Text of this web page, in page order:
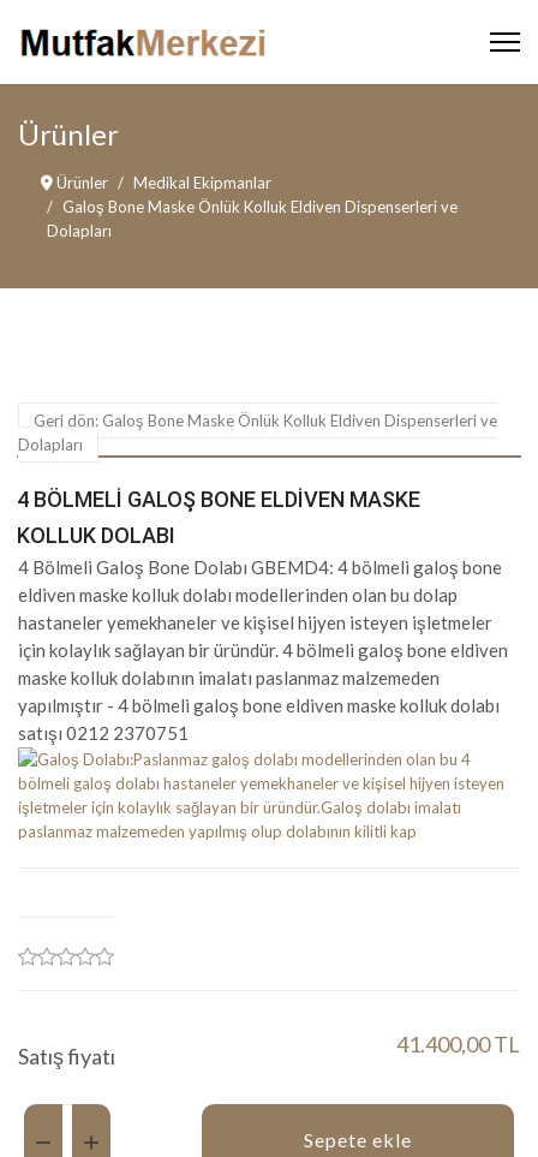
Ürünler
Ürünler
Medikal Ekipmanlar
Galoş Bone Maske Önlük Kolluk Eldiven Dispenserleri ve
Dolapları
Geri dön: Galoş Bone Maske Önlük Kolluk Eldiven Dispenserleri ve
Dolapları
4 BÖLMELI GALOŞ BONE ELDIVEN MASKE
KOLLUK DOLABI
4 Bölmeli Galoş Bone Dolabı GBEMD4: 4 bölmeli galoş bone
eldiven maske kolluk dolabı modellerinden olan bu dolap
hastaneler yemekhaneler ve kişisel hijyen isteyen işletmeler
için kolaylık sağlayan bir üründür. 4 bölmeli galoş bone eldiven
maske kolluk dolabının imalatı paslanmaz malzemeden
yapılmıştır - 4 bölmeli galoş bone eldiven maske kolluk dolabı
satışı 0212 2370751
Satış fiyatı 41.400,00 TL
Miktar:
Sepete ekle